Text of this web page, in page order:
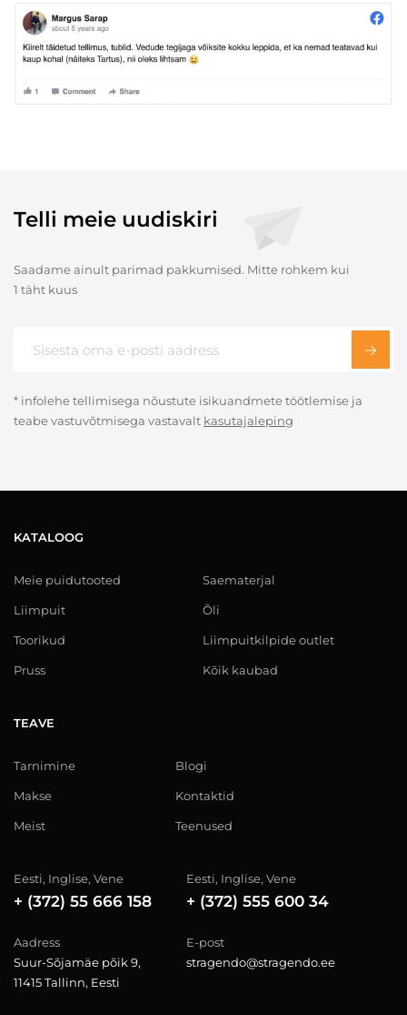
Telli meie uudiskiri
Saadame ainult parimad pakkumised. Mitte rohkem kui
1 täht kuus
* infolehe tellimisega nõustute isikuandmete töötlemise ja
teabe vastuvõtmisega vastavalt kasutajaleping
KATALOOG
Meie puidutooted
Liimpuit
Toorikud
Pruss
Saematerjal
Õli
Liimpuitkilpide outlet
Kõik kaubad
TEAVE
Tarnimine
Makse
Meist
Blogi
Kontaktid
Teenused
Eesti, Inglise, Vene
+ (372) 55 666 158
Eesti, Inglise, Vene
+ (372) 555 600 34
Aadress
Suur-Sõjamäe põik 9,
11415 Tallinn, Eesti
E-post
stragendo@stragendo.ee